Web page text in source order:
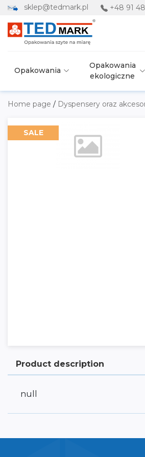
sklep@tedmark.pl +48 91
Opakowania
Opakowania
ekologiczne
Home page / Dyspensery oraz
SALE
Product description
null